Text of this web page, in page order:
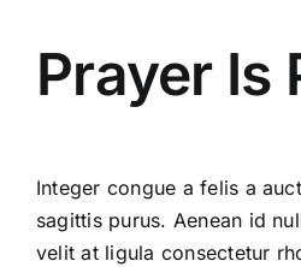
教會資訊
牧區小組
Prayer Is
Integer congue a felis a
sagittis purus. Aenean id
velit at ligula consectetur